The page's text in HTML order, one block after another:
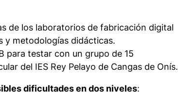
de los laboratorios de fabricación digital
y metodologías didácticas.
para testar con un grupo de 15
del IES Rey Pelayo de Cangas de Onís.
dificultades en dos niveles: